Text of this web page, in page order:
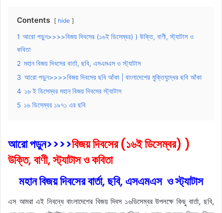
Contents hide
1 আরো পড়ুন>>>>বিজয় দিবসের (১৬ই ডিসেম্বর) ) উক্তি, বাণী, স্ট্যাটাস ও
কবিতা
2 মহান বিজয় দিবসের বার্তা, ছবি, এসএমএস ও স্ট্যাটাস
3 আরো পড়ুন>>>>বিজয় দিবসের ছবি আঁকা | বাংলাদেশের মুক্তিযুদ্ধের ছবি আঁকা
4 ১৬ ই ডিসেম্বর মহান বিজয় দিবসের স্ট্যাটাস
5 ১৬ ডিসেম্বর ১৯৭১ এর ছবি
আরো পড়ুন>>>>বিজয় দিবসের (১৬ই ডিসেম্বর) )
উক্তি, বাণী, স্ট্যাটাস ও কবিতা
মহান বিজয় দিবসের বার্তা, ছবি, এসএমএস ও স্ট্যাটাস
এস আমরা এই নিবন্ধে বাংলাদেশের বিজয় দিবস ১৬ডিসেম্বর উপলক্ষে কিছু বার্তা, ছবি,